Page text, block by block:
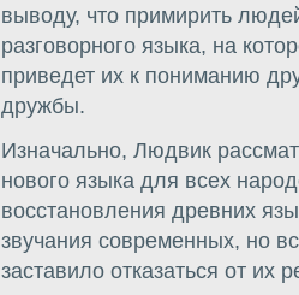
выводу, что примирить
разговорного языка, на
приведет их к пониманию
дружбы.
Изначально, Людвик
нового языка для всех
восстановления древних
звучания современных, но
заставило отказаться от их